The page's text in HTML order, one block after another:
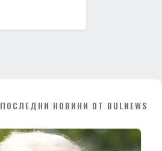
ПОСЛЕДНИ НОВИНИ ОТ BULNEWS